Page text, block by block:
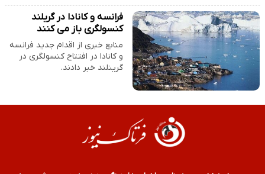
فرانسه و کانادا در گریلند
کنسولگری باز می کنند
منابع خبری از اقدام جدید فرانسه
و کانادا در افتتاح کنسولگری در
گرینلند خبر دادند.